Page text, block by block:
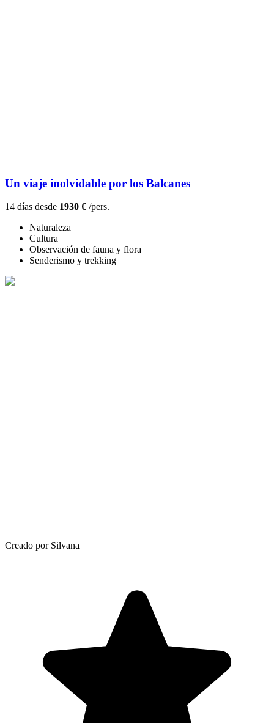
Un viaje inolvidable por los Balcanes
14 días desde 1930 € /pers.
Naturaleza
Cultura
Observación de fauna y flora
Senderismo y trekking
Creado por Silvana